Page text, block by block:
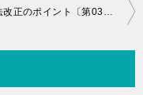
債権法改正のポイント〔第03回〕～時効の改正を押さえよう～